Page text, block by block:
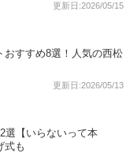
更新日:2026/05/15
おすすめ8選！人気の西松
更新日:2026/05/13
選【いらないって本
式も